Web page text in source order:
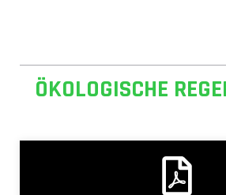
ÖKOLOGISCHE